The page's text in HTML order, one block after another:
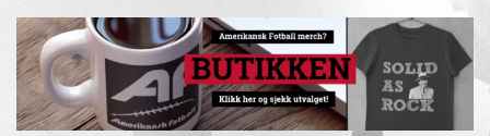
Amerikansk Fotball